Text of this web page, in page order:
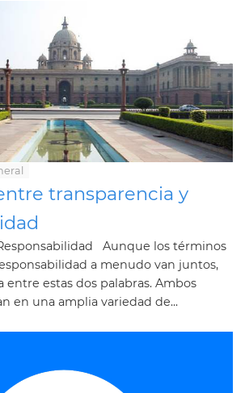
transparencia y
Aunque los términos
a menudo van juntos,
entre estas dos palabras. Ambos
en una amplia variedad de...